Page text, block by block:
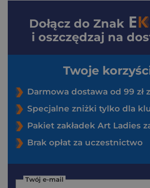
Dołącz do Znak
i oszczędzaj na
Twoje
Darmowa dostawa od 99 zł z
Specjalne zniżki tylko dla
Pakiet zakładek Art Ladies za
Brak opłat za uczestnictwo
Twój e-mail